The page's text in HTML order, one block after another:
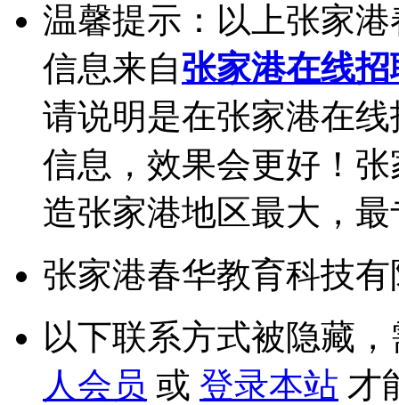
温馨提示：以上张家
信息来自张家港在线
请说明是在张家港在
信息，效果会更好！
造张家港地区最大，
张家港春华教育科技
以下联系方式被隐藏
人会员 或 登录本站 才